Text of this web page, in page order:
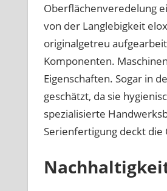
Oberflächenveredelung
von der Langlebigkeit
originalgetreu
Komponenten.
Eigenschaften. Sogar in
geschätzt, da sie
spezialisierte
Serienfertigung deckt